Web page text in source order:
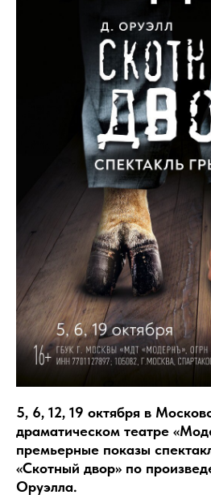
5, 6, 12, 19 октября в
драматическом театре
премьерные показы
«Скотный двор» по
Оруэлла.